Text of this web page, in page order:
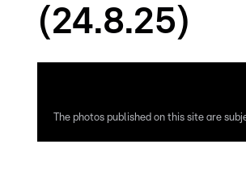
(24.8.25)
The photos published on this site are